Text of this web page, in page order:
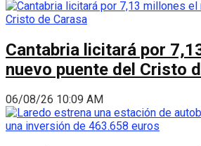
Cantabria licitará por
nuevo puente del Cristo
06/08/26 10:09 AM